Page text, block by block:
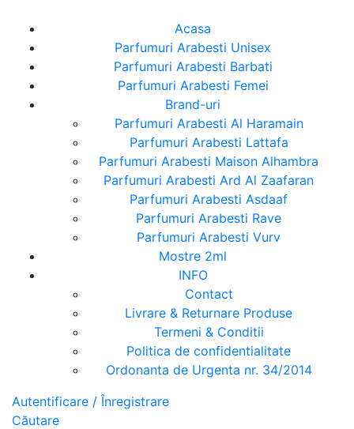
Acasa
Parfumuri Arabesti Unisex
Parfumuri Arabesti Barbati
Parfumuri Arabesti Femei
Brand-uri
Parfumuri Arabesti Al Haramain
Parfumuri Arabesti Lattafa
Parfumuri Arabesti Maison Alhambra
Parfumuri Arabesti Ard Al Zaafaran
Parfumuri Arabesti Asdaaf
Parfumuri Arabesti Rave
Parfumuri Arabesti Vurv
Mostre 2ml
INFO
Contact
Livrare & Returnare Produse
Termeni & Conditii
Politica de confidentialitate
Ordonanta de Urgenta nr. 34/2014
Autentificare / Înregistrare
Căutare